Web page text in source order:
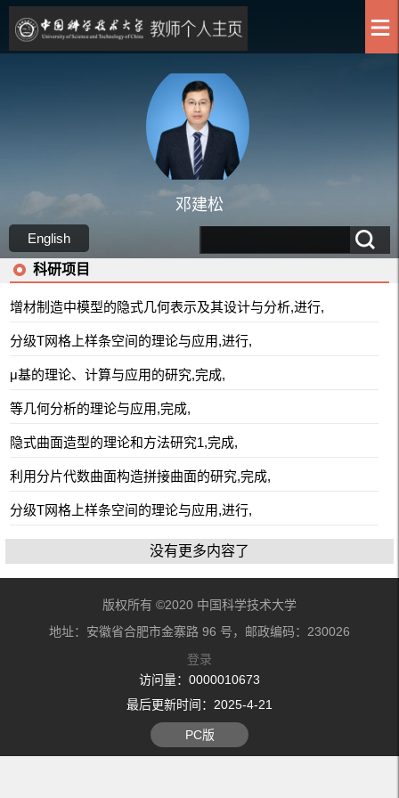
邓建松
English
科研项目
增材制造中模型的隐式几何表示及其设计与分析,进行,
分级T网格上样条空间的理论与应用,进行,
μ基的理论、计算与应用的研究,完成,
等几何分析的理论与应用,完成,
隐式曲面造型的理论和方法研究1,完成,
利用分片代数曲面构造拼接曲面的研究,完成,
分级T网格上样条空间的理论与应用,进行,
没有更多内容了
版权所有 ©2020 中国科学技术大学
地址：安徽省合肥市金寨路 96 号，邮政编码：230026
登录
访问量： 0000010673
最后更新时间： 2025-4-21
PC版